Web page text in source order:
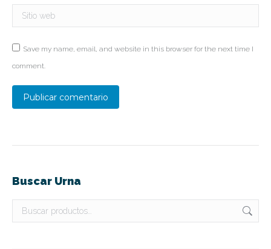
Sitio web
Save my name, email, and website in this browser for the next time I
comment.
Publicar comentario
Buscar Urna